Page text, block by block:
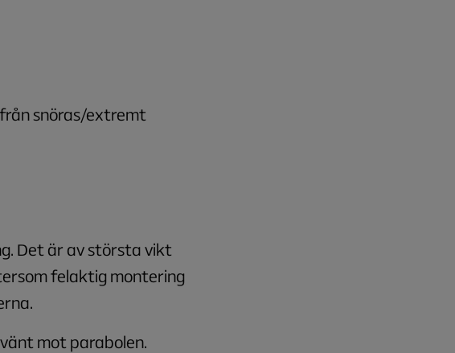
snöras/extremt
Det är av största vikt
felaktig montering
mot parabolen.